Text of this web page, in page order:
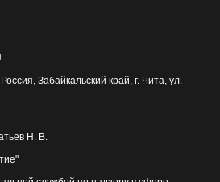
Россия, Забайкальский край, г. Чита, ул.
Н. В.